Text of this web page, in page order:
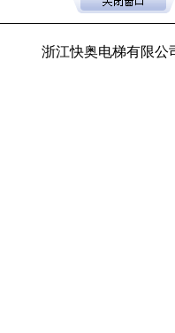
浙江快奥电梯有限公司